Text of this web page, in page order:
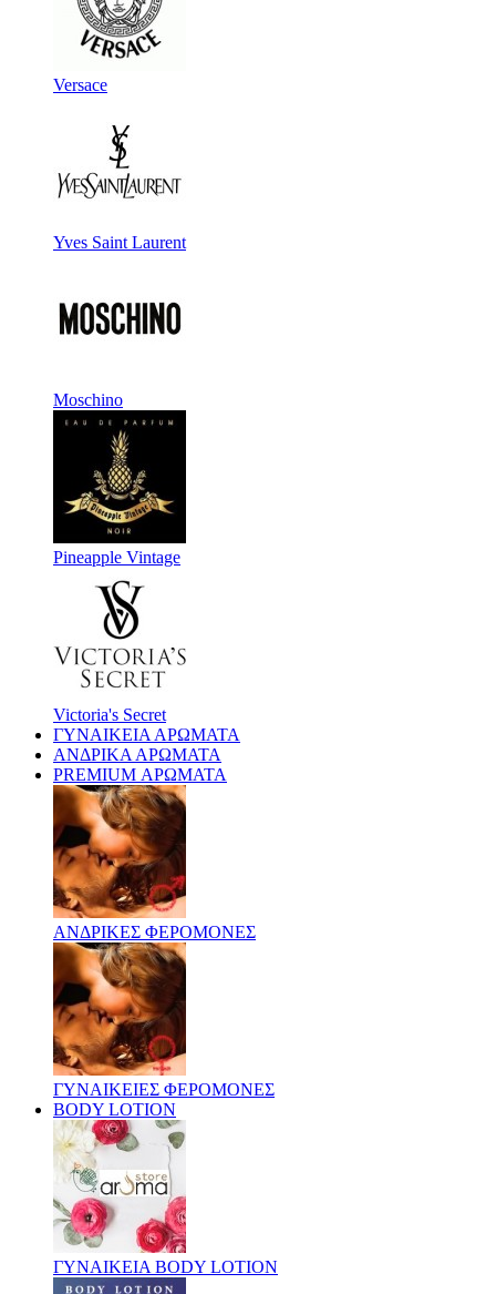
Versace
Yves Saint Laurent
Moschino
Pineapple Vintage
Victoria's Secret
ΓΥΝΑΙΚΕΙΑ ΑΡΩΜΑΤΑ
ΑΝΔΡΙΚΑ ΑΡΩΜΑΤΑ
PREMIUM ΑΡΩΜΑΤΑ
ΑΝΔΡΙΚΕΣ ΦΕΡΟΜΟΝΕΣ
ΓΥΝΑΙΚΕΙΕΣ ΦΕΡΟΜΟΝΕΣ
BODY LOTION
ΓΥΝΑΙΚΕΙΑ BODY LOTION